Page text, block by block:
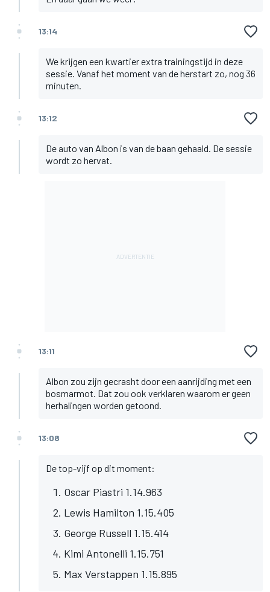
13:14
We krijgen een kwartier extra trainingstijd in deze
sessie. Vanaf het moment van de herstart zo, nog 36
minuten.
13:12
De auto van Albon is van de baan gehaald. De sessie
wordt zo hervat.
13:11
Albon zou zijn gecrasht door een aanrijding met een
bosmarmot. Dat zou ook verklaren waarom er geen
herhalingen worden getoond.
13:08
De top-vijf op dit moment:
Oscar Piastri 1.14.963
Lewis Hamilton 1.15.405
George Russell 1.15.414
Kimi Antonelli 1.15.751
Max Verstappen 1.15.895